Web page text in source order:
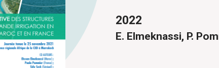
2022
E. Elmeknassi, P.